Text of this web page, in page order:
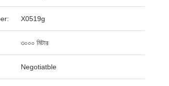
X0519g
৩০০০ মিটার
Negotiatble